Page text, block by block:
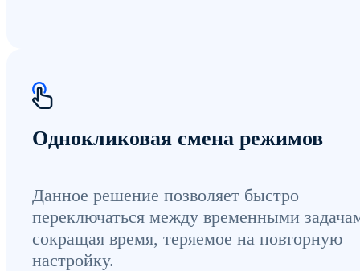
Однокликовая смена режимов
Данное решение позволяет быстро
переключаться между временными
сокращая время, теряемое на повторную
настройку.